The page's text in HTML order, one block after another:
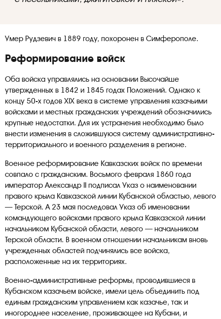
Умер Рудзевич в 1889 году, похоронен в Симферополе.
Реформирование войск
Оба войска управлялись на основании Высочайше
утвержденных в 1842 и 1845 годах Положений. Однако к
концу 50-х годов ХIХ века в системе управления казачьими
войсками и местных гражданских учреждений обозначились
крупные недостатки. Для их устранения необходимо было
внести изменения в сложившуюся систему административно-
территориального и военного разделения в регионе.
Военное реформирование Кавказских войск по времени
совпало с гражданским. Восьмого февраля 1860 года
император Александр II подписал Указ о наименовании
правого крыла Кавказской линии Кубанской областью, левого
— Терской. А 23 мая последовал Указ об именовании
командующего войсками правого крыла Кавказской линии
начальником Кубанской области, левого — начальником
Терской области. В военном отношении начальникам вновь
учрежденных областей подчинялись все войска,
расположенные на их территориях.
Военно-административные реформы, проводившиеся в
Кубанском казачьем войске, имели цель объединить под
единым гражданским управлением как казачье, так и
иногороднее население, проживающее на Кубани, и